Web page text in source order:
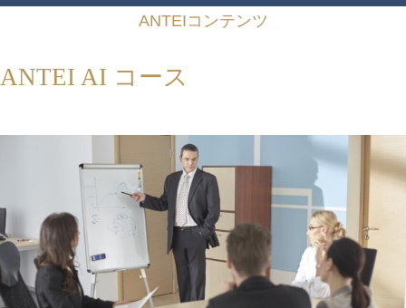
ANTEIコンテンツ
ANTEI AI コース